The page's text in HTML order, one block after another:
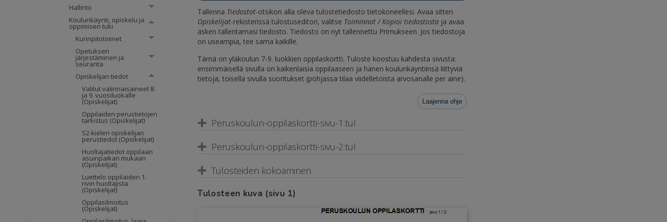
Hallinto
Koulunkäynti, opiskelu ja
oppimisen tuki
Kurinpitotoimet
Opetuksen
järjestäminen ja
seuranta
Opiskelijan tiedot
Valitut valinnaisaineet 8.
ja 9. vuosiluokalle
(Opiskelijat)
Oppilaiden perustietojen
tarkistus (Opiskelijat)
S2-kielen opiskelijan
perustiedot (Opiskelijat)
Huoltajatiedot oppilaan
asuinpaikan mukaan
(Opiskelijat)
Luettelo oppilaiden 1.
rivin huoltajista
(Opiskelijat)
Oppilasilmoitus
(Opiskelijat)
Tallenna Tiedostot-otsikon alla oleva tulostetiedosto tietokoneellesi. Avaa sitten
Opiskelijat-rekisterissä tulostuseditori, valitse Toiminnot / Kopioi tiedostosta ja avaa
äsken tallentamasi tiedosto. Tiedosto on nyt tallennettu Primukseen. Jos tiedostoja
on useampia, tee sama kaikille.
Tämä on yläkoulun 7-9. luokkien oppilaskortti. Tuloste koostuu kahdesta sivusta:
ensimmäisellä sivulla on kaikenlaisia oppilaaseen ja hänen koulunkäyntiinsä liittyviä
tietoja, toisella sivulla suoritukset (pohjassa tilaa viidelletoista arvosanalle per aine).
Laajenna ohje
Peruskoulun-oppilaskortti-sivu-1.tul
Peruskoulun-oppilaskortti-sivu-2.tul
Tulosteiden kokoaminen
Tulosteen kuva (sivu 1)